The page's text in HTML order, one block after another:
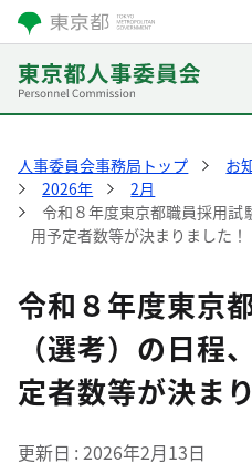
人事委員会事務局トップ お
2026年
2月
令和８年度東京都職員採用
用予定者数等が決まりました！
令和８年度東京
（選考）の日程
定者数等が決ま
更新日 2026年2月13日